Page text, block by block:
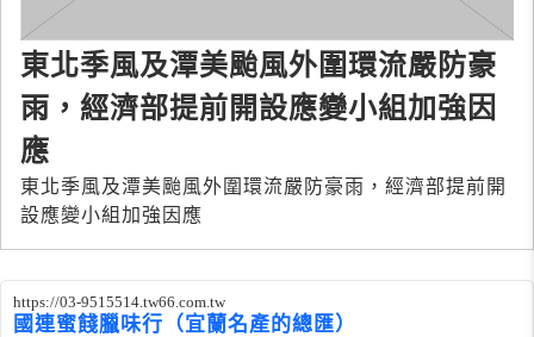
東北季風及潭美颱風外圍環流嚴防豪
雨，經濟部提前開設應變小組加強因
應
東北季風及潭美颱風外圍環流嚴防豪雨，經濟部提前開
設應變小組加強因應
https://03-9515514.tw66.com.tw
國連蜜餞臘味行（宜蘭名產的總匯）